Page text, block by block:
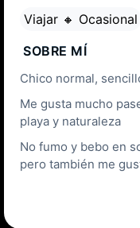
Viajar 🔸 Ocasional
SOBRE MÍ
Chico normal,
Me gusta mucho
playa y naturaleza
No fumo y bebo en
pero también me